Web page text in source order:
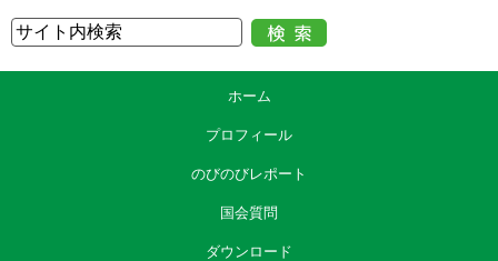
ホーム
プロフィール
のびのびレポート
国会質問
ダウンロード